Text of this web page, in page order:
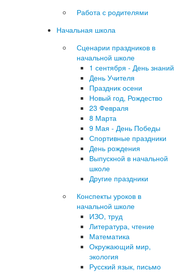
Работа с родителями
Начальная школа
Сценарии праздников в
начальной школе
1 сентября - День знаний
День Учителя
Праздник осени
Новый год, Рождество
23 Февраля
8 Марта
9 Мая - День Победы
Спортивные праздники
День рождения
Выпускной в начальной
школе
Другие праздники
Конспекты уроков в
начальной школе
ИЗО, труд
Литература, чтение
Математика
Окружающий мир,
экология
Русский язык, письмо